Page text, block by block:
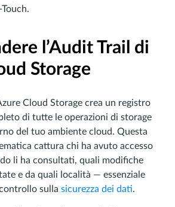
l’Audit Trail di
Storage
Cloud Storage crea un registro
di tutte le operazioni di storage
del tuo ambiente cloud. Questa
cattura chi ha avuto accesso
li ha consultati, quali modifiche
e da quali località — essenziale
sulla sicurezza dei dati.